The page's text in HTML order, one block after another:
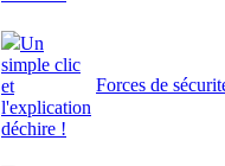
Un
simple clic
et
l'explication
déchire !
Forces de